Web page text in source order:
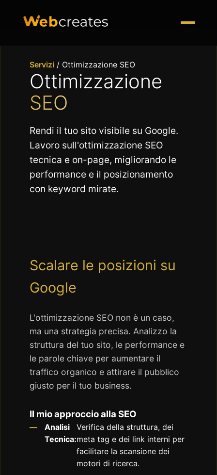
Servizi / Ottimizzazione SEO
Ottimizzazione
SEO
Rendi il tuo sito visibile su Google.
Lavoro sull'ottimizzazione SEO
tecnica e on-page, migliorando le
performance e il posizionamento
con keyword mirate.
Scalare le posizioni su
Google
L'ottimizzazione SEO non è un caso,
ma una strategia precisa. Analizzo la
struttura del tuo sito, le performance e
le parole chiave per aumentare il
traffico organico e attirare il pubblico
giusto per il tuo business.
Il mio approccio alla SEO
Analisi
Tecnica:
Verifica della struttura, dei
meta tag e dei link interni per
facilitare la scansione dei
motori di ricerca.